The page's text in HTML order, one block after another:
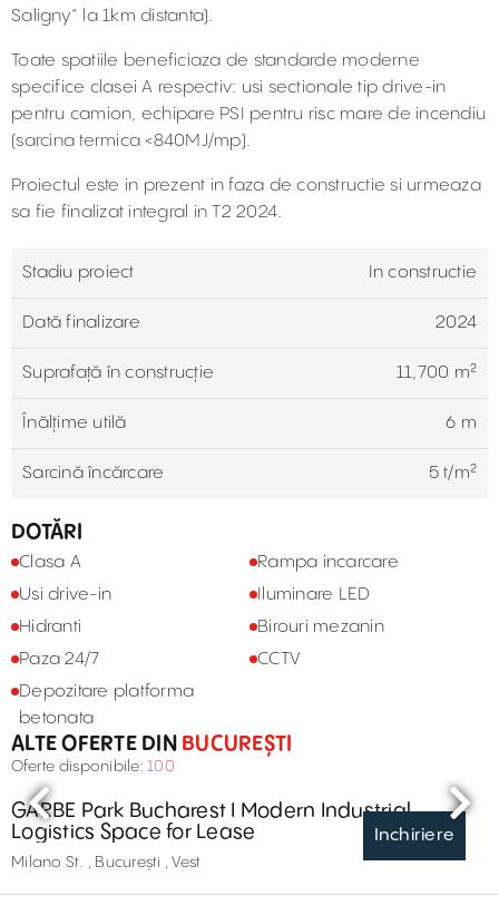
Saligny” la 1km distanta).
Toate spatiile beneficiaza de standarde moderne
specifice clasei A respectiv: usi sectionale tip drive-in
pentru camion, echipare PSI pentru risc mare de incendiu
(sarcina termica <840MJ/mp).
Proiectul este in prezent in faza de constructie si urmeaza
sa fie finalizat integral in T2 2024.
Stadiu proiect In constructie
Dată finalizare 2024
Suprafaţă în construcție 11,700 m²
Înălțime utilă 6 m
Sarcină încărcare 5 t/m²
DOTĂRI
Clasa A
Rampa incarcare
Usi drive-in
Iluminare LED
Hidranti
Birouri mezanin
Paza 24/7
CCTV
Depozitare platforma
betonata
ALTE OFERTE DIN BUCUREȘTI
Oferte disponibile: 100
Inchiriere
GARBE Park Bucharest I Modern Industrial
Logistics Space for Lease
Milano St. , București , Vest